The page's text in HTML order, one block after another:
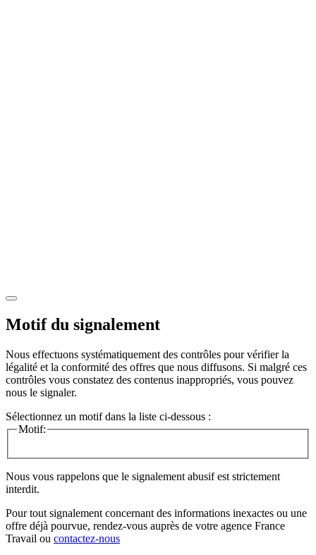
Motif du signalement
Nous effectuons systématiquement des contrôles pour vérifier la
légalité et la conformité des offres que nous diffusons. Si malgré ces
contrôles vous constatez des contenus inappropriés, vous pouvez
nous le signaler.
Sélectionnez un motif dans la liste ci-dessous :
Motif:
Nous vous rappelons que le signalement abusif est strictement
interdit.
Pour tout signalement concernant des informations inexactes ou une
offre déjà pourvue, rendez-vous auprès de votre agence France
Travail ou contactez-nous